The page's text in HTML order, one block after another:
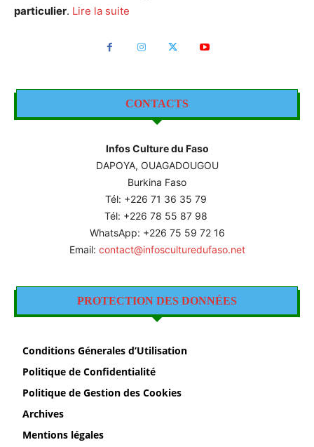
particulier. Lire la suite
CONTACTS
Infos Culture du Faso
DAPOYA, OUAGADOUGOU
Burkina Faso
Tél: +226 71 36 35 79
Tél: +226 78 55 87 98
WhatsApp: +226 75 59 72 16
Email: contact@infosculturedufaso.net
PROTECTION DES DONNÉES
Conditions Génerales d’Utilisation
Politique de Confidentialité
Politique de Gestion des Cookies
Archives
Mentions légales